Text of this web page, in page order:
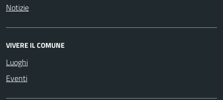
Notizie
VIVERE IL COMUNE
Luoghi
Eventi